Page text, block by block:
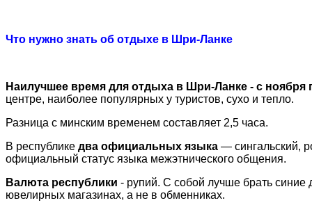
Что нужно знать об отдыхе в Шри-Ланке
Наилучшее время для отдыха в Шри-Ланке - с ноября
центре, наиболее популярных у туристов, сухо и тепло.
Разница с минским временем составляет 2,5 часа.
В республике два официальных языка — сингальский,
официальный статус языка межэтнического общения.
Валюта республики - рупий. С собой лучше брать
ювелирных магазинах, а не в обменниках.